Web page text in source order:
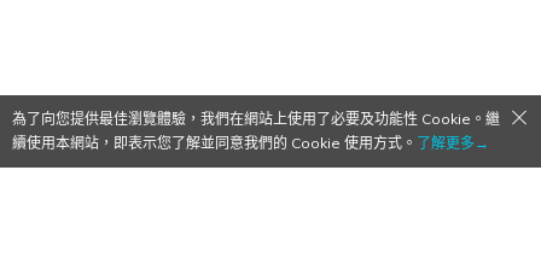
為了向您提供最佳瀏覽體驗，我們在網站上使用了必要及功能性 Cookie。繼
續使用本網站，即表示您了解並同意我們的 Cookie 使用方式。 了解更多→